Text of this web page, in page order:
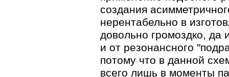
создания
нерентабельно в
довольно громоздко, да
и от резонансного
потому что в данной
всего лишь в моменты